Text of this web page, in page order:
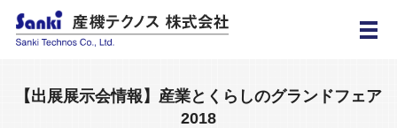
メ
【出展展示会情報】産業とくらしのグランドフェア
2018